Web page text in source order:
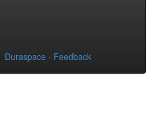
Duraspace - Feedback